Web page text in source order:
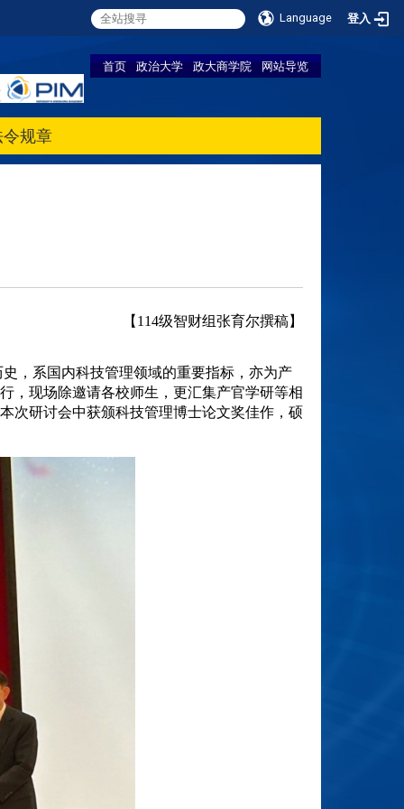
Language 登入
首页 政治大学 政大商学院 网站导览
令规章
【114级智财组张育尔撰稿】
，现场除邀请各校师生，更汇集产官学研等相
次研讨会中获颁科技管理博士论文奖佳作，硕